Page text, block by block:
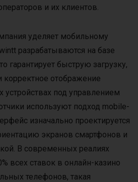
и их клиентов.
уделяет мобильному
разрабатываются на базе
гарантирует быструю загрузку,
отображение
под управлением
используют подход mobile-
изначально проектируется
экранов смартфонов и
В современных реалиях
всех ставок в онлайн-казино
телефонов, такая